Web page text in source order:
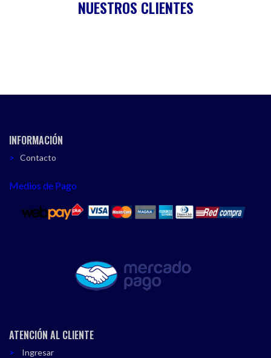
NUESTROS CLIENTES
INFORMACIÓN
Contacto
Medios de Pago
ATENCIÓN AL CLIENTE
Ingresar